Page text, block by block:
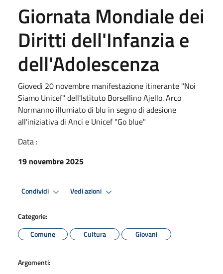
Giornata Mondiale dei
Diritti dell'Infanzia e
dell'Adolescenza
Giovedì 20 novembre manifestazione itinerante "Noi
Siamo Unicef" dell'Istituto Borsellino Ajello. Arco
Normanno illumiato di blu in segno di adesione
all'iniziativa di Anci e Unicef "Go blue"
Data :
19 novembre 2025
Condividi Vedi azioni
Categorie:
Comune
Cultura Giovani
Argomenti: